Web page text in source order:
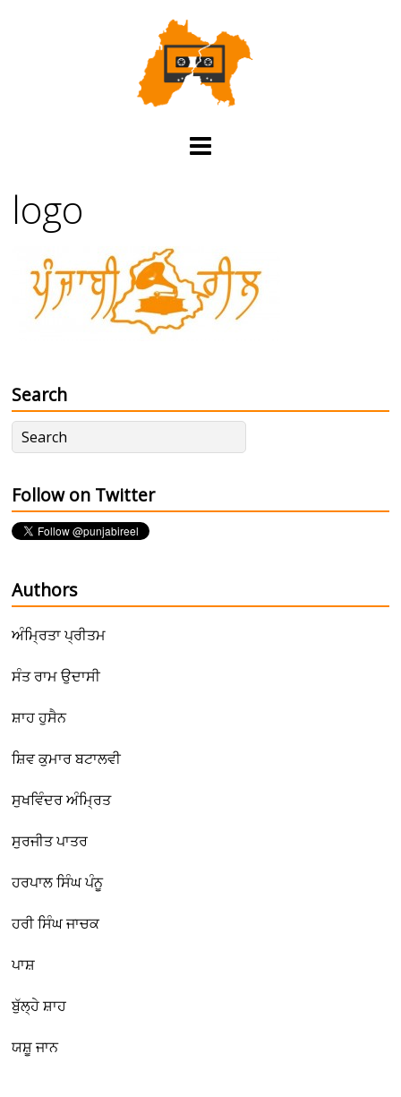
logo
Search
Follow on Twitter
Authors
ਅੰਮ੍ਰਿਤਾ ਪ੍ਰੀਤਮ
ਸੰਤ ਰਾਮ ਉਦਾਸੀ
ਸ਼ਾਹ ਹੁਸੈਨ
ਸ਼ਿਵ ਕੁਮਾਰ ਬਟਾਲਵੀ
ਸੁਖਵਿੰਦਰ ਅੰਮ੍ਰਿਤ
ਸੁਰਜੀਤ ਪਾਤਰ
ਹਰਪਾਲ ਸਿੰਘ ਪੰਨੂ
ਹਰੀ ਸਿੰਘ ਜਾਚਕ
ਪਾਸ਼
ਬੁੱਲ੍ਹੇ ਸ਼ਾਹ
ਯਸ਼ੂ ਜਾਨ